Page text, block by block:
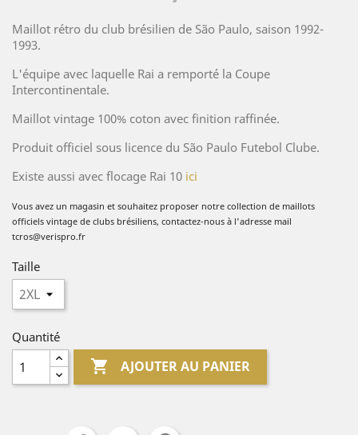
Maillot rétro du club brésilien de São Paulo, saison 1992-
1993.
L'équipe avec laquelle Rai a remporté la Coupe
Intercontinentale.
Maillot vintage 100% coton avec finition raffinée.
Produit officiel sous licence du São Paulo Futebol Clube.
Existe aussi avec flocage Rai 10 ici
Vous avez un magasin et souhaitez proposer notre collection de maillots
officiels vintage de clubs brésiliens, contactez-nous à l'adresse mail
tcros@verispro.fr
Taille
Quantité
 AJOUTER AU PANIER